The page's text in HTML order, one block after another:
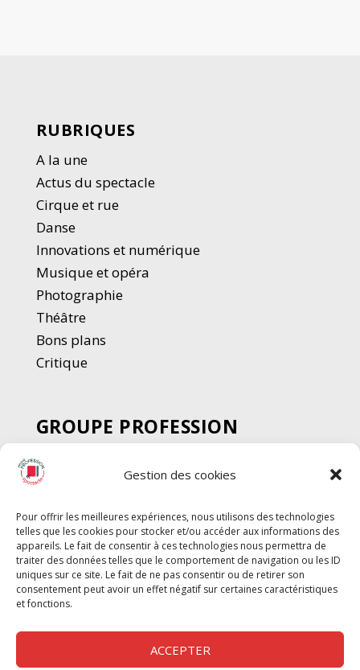
Gestion des cookies
Pour offrir les meilleures expériences, nous utilisons des technologies
telles que les cookies pour stocker et/ou accéder aux informations des
appareils. Le fait de consentir à ces technologies nous permettra de
traiter des données telles que le comportement de navigation ou les ID
uniques sur ce site. Le fait de ne pas consentir ou de retirer son
consentement peut avoir un effet négatif sur certaines caractéristiques
et fonctions.
ACCEPTER
RUBRIQUES
A la une
Actus du spectacle
Cirque et rue
Danse
Innovations et numérique
Musique et opéra
Photographie
Théâtre
Bons plans
Critique
GROUPE PROFESSION
SPECTACLE
Chèque Intermittents
Chèque Compta
Chèque Emploi Spectacle
G-Pods
Profession Audio-visuel